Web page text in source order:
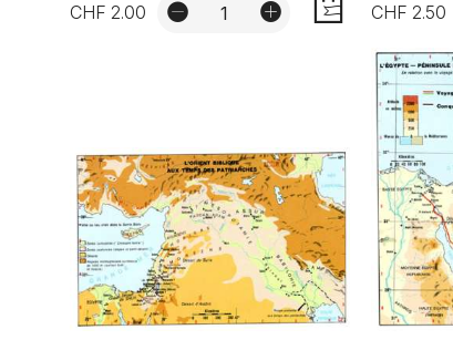
CHF 2.00 CHF 2.50